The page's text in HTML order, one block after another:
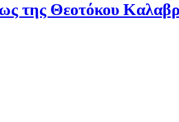
της Θεοτόκου